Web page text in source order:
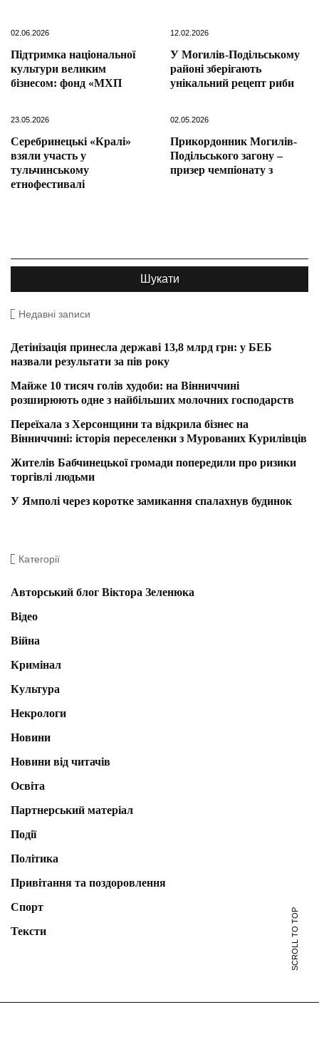
02.06.2026
Підтримка національної
культури великим
бізнесом: фонд «МХП
12.02.2026
У Могилів-Подільському
районі зберігають
унікальний рецепт риби
23.05.2026
Серебринецькі «Кралі»
взяли участь у
тульчинському
етнофестивалі
02.05.2026
Прикордонник Могилів-
Подільського загону –
призер чемпіонату з
Недавні записи
Детінізація принесла державі 13,8 млрд грн: у БЕБ
назвали результати за пів року
Майже 10 тисяч голів худоби: на Вінниччині
розширюють одне з найбільших молочних господарств
Переїхала з Херсонщини та відкрила бізнес на
Вінниччині: історія переселенки з Мурованих Курилівців
Жителів Бабчинецької громади попередили про ризики
торгівлі людьми
У Ямполі через коротке замикання спалахнув будинок
Категорії
Авторський блог Віктора Зеленюка
Відео
Війна
Кримінал
Культура
Некрологи
Новини
Новини від читачів
Освіта
Партнерський матеріал
Події
Політика
Привітання та поздоровлення
Спорт
Тексти
SCROLL TO TOP